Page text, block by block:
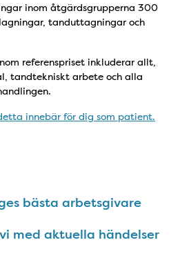
inom åtgärdsgrupperna 300
tanduttagningar och
referenspriset inkluderar allt,
tandtekniskt arbete och alla
innebär för dig som patient.
bästa arbetsgivare
med aktuella händelser